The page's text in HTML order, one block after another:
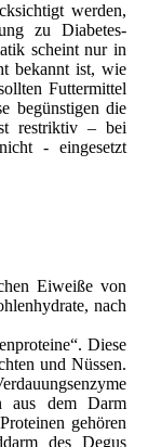
werden,
zu Diabetes-
scheint nur in
bekannt ist, wie
Futtermittel
begünstigen die
restriktiv – bei
- eingesetzt
Eiweiße von
nach
Diese
und Nüssen.
aus dem Darm
gehören
des Degus